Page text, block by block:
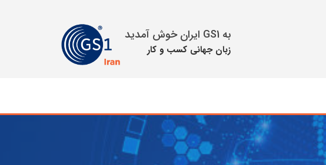
به GS1 ایران خوش آمدید
زبان جهانی كسب و كار